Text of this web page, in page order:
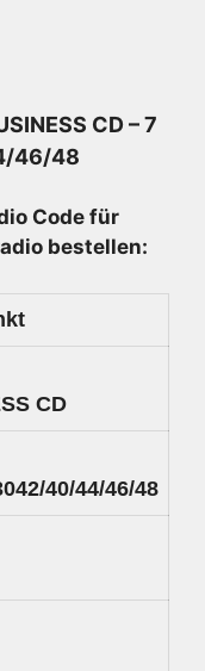
CD – 7
46/48
Code für
bestellen:
CD
40/44/46/48